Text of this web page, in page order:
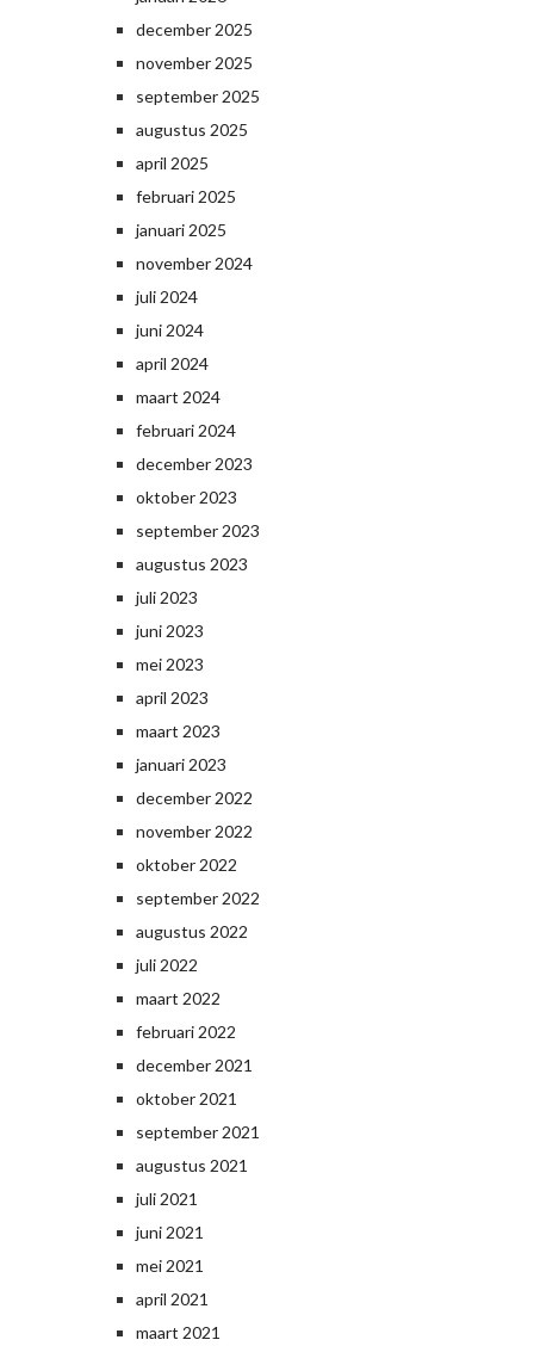
december 2025
november 2025
september 2025
augustus 2025
april 2025
februari 2025
januari 2025
november 2024
juli 2024
juni 2024
april 2024
maart 2024
februari 2024
december 2023
oktober 2023
september 2023
augustus 2023
juli 2023
juni 2023
mei 2023
april 2023
maart 2023
januari 2023
december 2022
november 2022
oktober 2022
september 2022
augustus 2022
juli 2022
maart 2022
februari 2022
december 2021
oktober 2021
september 2021
augustus 2021
juli 2021
juni 2021
mei 2021
april 2021
maart 2021